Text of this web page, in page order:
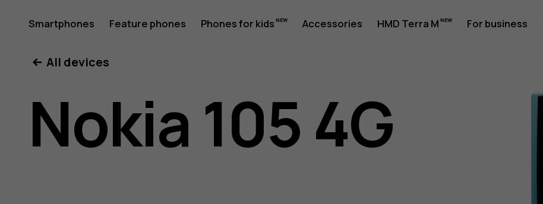
Nokia
105
4G
Smartphones Feature phones Phones for kids Accessories HMD Terra M For business
All devices
Nokia 105 4G